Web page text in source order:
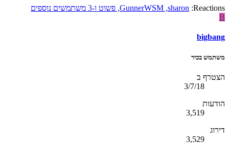
Reactions:
sharon
,
GunnerWSM
, פשוט ו-3 משתמשים נוספים
B
bigbang
משתמש בכיר
הצטרף ב
3/7/18
הודעות
3,519
דירוג
3,529